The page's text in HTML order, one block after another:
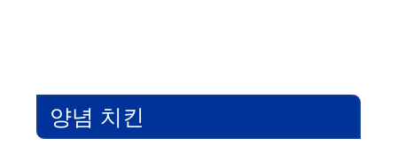
양념 치킨